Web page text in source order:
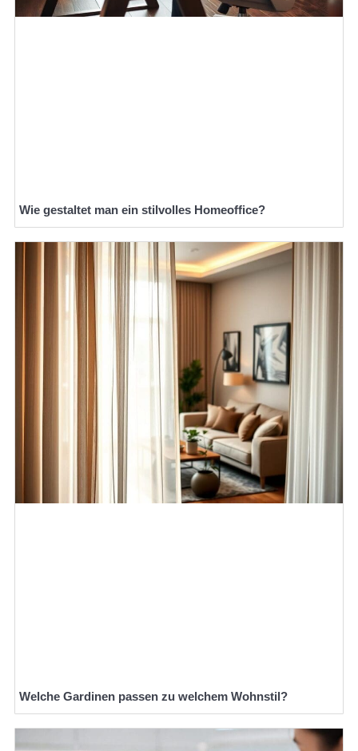
Wie gestaltet man ein stilvolles Homeoffice?
Welche Gardinen passen zu welchem Wohnstil?